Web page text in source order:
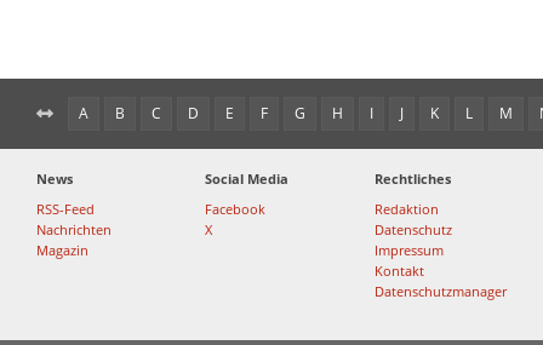
A B C D E F G H I J K L M
News
RSS-Feed
Nachrichten
Magazin
Social Media
Facebook
X
Rechtliches
Redaktion
Datenschutz
Impressum
Kontakt
Datenschutzmanager